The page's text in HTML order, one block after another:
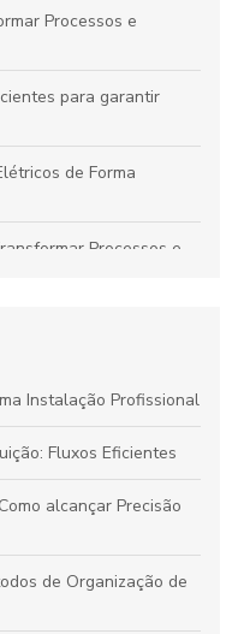
Processos e
para garantir
de Forma
Processos e
a Eficiência com
Sustentáveis e de
Instalação Profissional
Fluxos Eficientes
alcançar Precisão
de Organização de